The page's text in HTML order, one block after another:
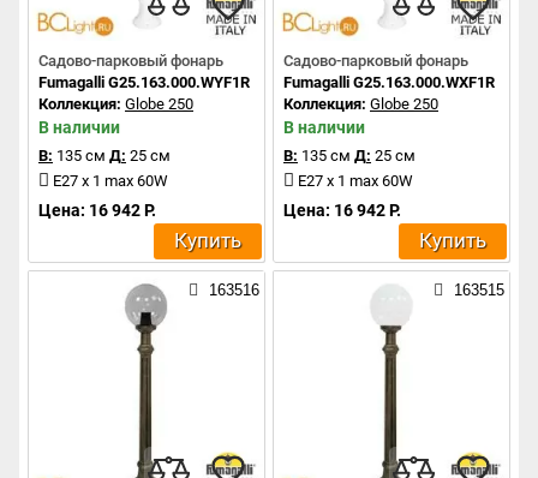
Садово-парковый фонарь
Fumagalli G25.163.000.WYF1R
Коллекция: Globe 250
В наличии
В: 135 см Д: 25 см
E27 x 1 max 60W
Цена: 16 942 Р.
Купить
Садово-парковый фонарь
Fumagalli G25.163.000.WXF1R
Коллекция: Globe 250
В наличии
В: 135 см Д: 25 см
E27 x 1 max 60W
Цена: 16 942 Р.
Купить
163516 163515